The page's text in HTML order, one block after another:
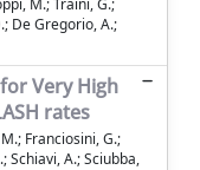
M.; Traini, G.;
De Gregorio, A.;
Very High
rates
Franciosini, G.;
Schiavi, A.; Sciubba,